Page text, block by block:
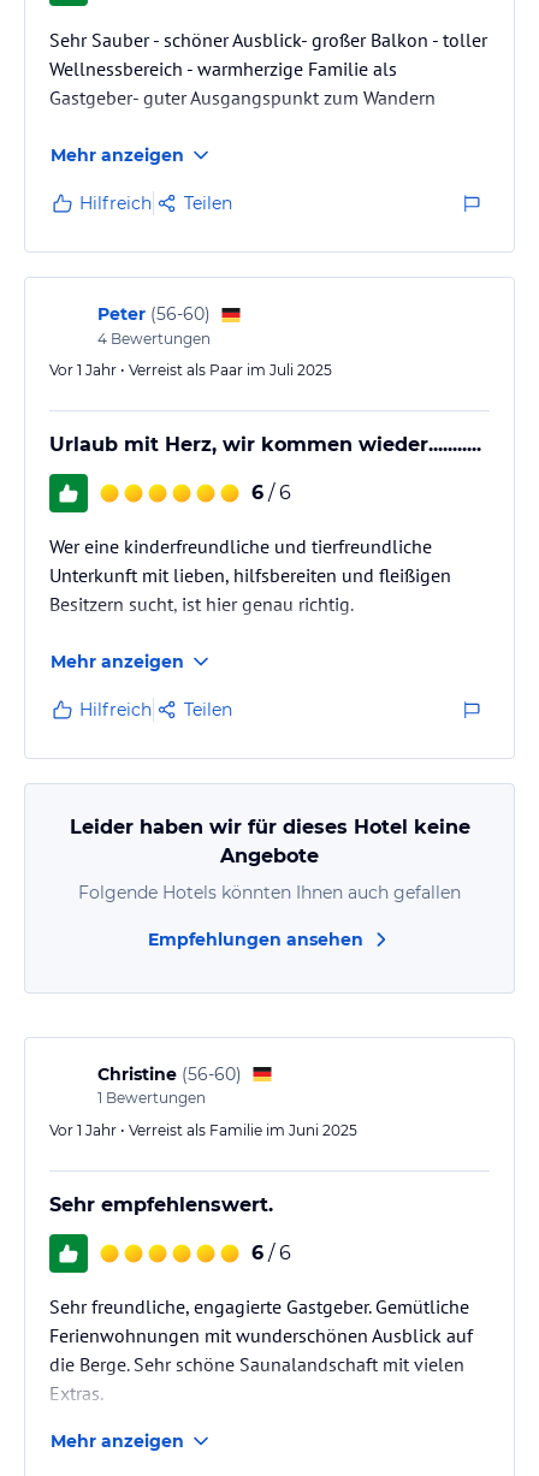
Sehr Sauber - schöner Ausblick- großer Balkon - toller
Wellnessbereich - warmherzige Familie als
Gastgeber- guter Ausgangspunkt zum Wandern
Mehr anzeigen
Hilfreich Teilen
Peter (56-60)
4 Bewertungen
Vor 1 Jahr • Verreist als Paar im Juli 2025
Urlaub mit Herz, wir kommen wieder...........
6 / 6
Wer eine kinderfreundliche und tierfreundliche
Unterkunft mit lieben, hilfsbereiten und fleißigen
Besitzern sucht, ist hier genau richtig.
Mehr anzeigen
Hilfreich Teilen
Leider haben wir für dieses Hotel keine
Angebote
Folgende Hotels könnten Ihnen auch gefallen
Empfehlungen ansehen
Christine (56-60)
1 Bewertungen
Vor 1 Jahr • Verreist als Familie im Juni 2025
Sehr empfehlenswert.
6 / 6
Sehr freundliche, engagierte Gastgeber. Gemütliche
Ferienwohnungen mit wunderschönen Ausblick auf
die Berge. Sehr schöne Saunalandschaft mit vielen
Extras.
Mehr anzeigen